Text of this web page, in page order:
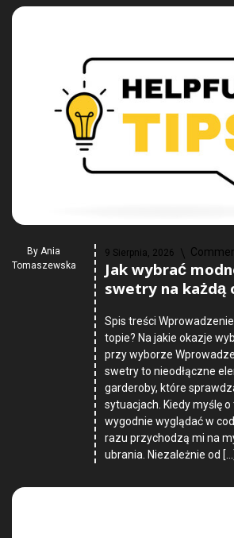
By Ania
Tomaszewska
9 Sierpnia, 2026
Jak wybrać
swetry na każdą
Spis treści
topie? Na jakie okazje
przy wyborze
swetry to nieodłączne
garderoby, które
sytuacjach. Kiedy myślę
wygodnie wyglądać w
razu przychodzą mi na
ubrania. Niezależnie od […]